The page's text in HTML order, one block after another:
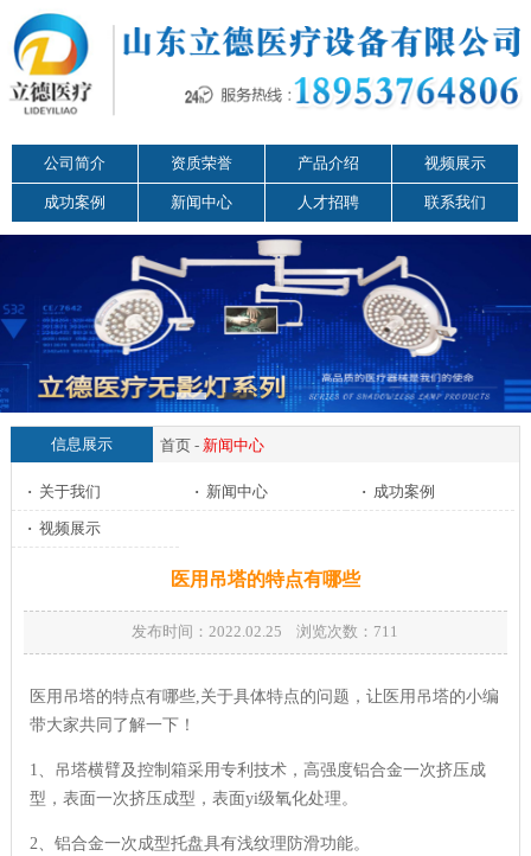
公司简介 资质荣誉 产品介绍 视频展示
成功案例 新闻中心 人才招聘 联系我们
信息展示 首页- 新闻中心
· 关于我们 · 新闻中心 · 成功案例
· 视频展示
医用吊塔的特点有哪些
发布时间：2022.02.25 浏览次数： 711
医用吊塔的特点有哪些,关于具体特点的问题，让医用吊塔的小编
带大家共同了解一下！
1、吊塔横臂及控制箱采用专利技术，高强度铝合金一次挤压成
型，表面一次挤压成型，表面yi级氧化处理。
2、铝合金一次成型托盘具有浅纹理防滑功能。